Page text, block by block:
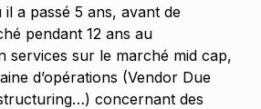
a passé 5 ans, avant de
pendant 12 ans au
services sur le marché mid cap,
d’opérations (Vendor Due
concernant des